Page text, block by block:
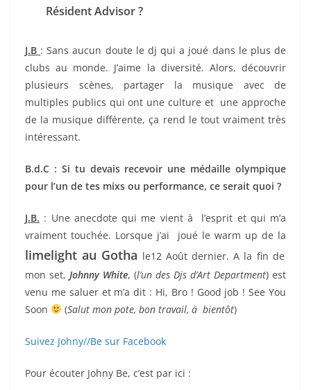
Résident Advisor ?
J.B : Sans aucun doute le dj qui a joué dans le plus de
clubs au monde. J’aime la diversité. Alors, découvrir
plusieurs scènes, partager la musique avec de
multiples publics qui ont une culture et une approche
de la musique différente, ça rend le tout vraiment très
intéressant.
B.d.C : Si tu devais recevoir une médaille olympique
pour l’un de tes mixs ou performance, ce serait quoi ?
J.B. : Une anecdote qui me vient à l’esprit et qui m’a
vraiment touchée. Lorsque j’ai joué le warm up de la
limelight au Gotha le12 Août dernier. A la fin de
mon set, Johnny White, (l’un des Djs d’Art Department) est
venu me saluer et m’a dit : Hi, Bro ! Good job ! See You
Soon
(Salut mon pote, bon travail, à bientôt)
Suivez Johny//Be sur Facebook
Pour écouter Johny Be, c’est par ici :